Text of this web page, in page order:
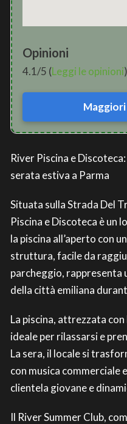
Opinioni
4.1/5 (Leggi le opinioni)
River Piscina e
serata estiva a Parma
Situata sulla Strada Del
Piscina e Discoteca è un
la piscina all’aperto con
struttura, facile da
parcheggio, rappresenta
della città emiliana
La piscina, attrezzata
ideale per rilassarsi e
La sera, il locale si
con musica commerciale
clientela giovane e
Il River Summer Club,